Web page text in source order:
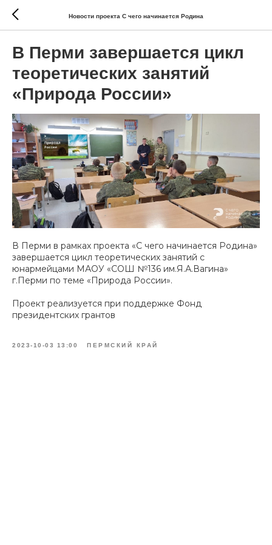
Новости проекта С чего начинается Родина
В Перми завершается цикл
теоретических занятий
«Природа России»
В Перми в рамках проекта «С чего начинается Родина»
завершается цикл теоретических занятий с
юнармейцами МАОУ «СОШ №136 им.Я.А.Вагина»
г.Перми по теме «Природа России».
Проект реализуется при поддержке Фонд
президентских грантов
2023-10-03 13:00 ПЕРМСКИЙ КРАЙ